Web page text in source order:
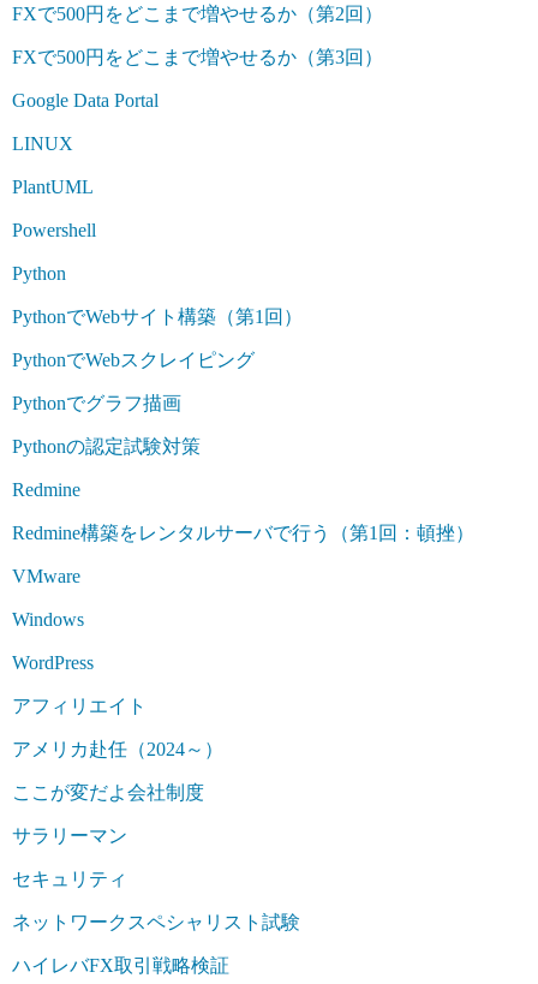
FXで500円をどこまで増やせるか（第2回）
FXで500円をどこまで増やせるか（第3回）
Google Data Portal
LINUX
PlantUML
Powershell
Python
PythonでWebサイト構築（第1回）
PythonでWebスクレイピング
Pythonでグラフ描画
Pythonの認定試験対策
Redmine
Redmine構築をレンタルサーバで行う（第1回：頓挫）
VMware
Windows
WordPress
アフィリエイト
アメリカ赴任（2024～）
ここが変だよ会社制度
サラリーマン
セキュリティ
ネットワークスペシャリスト試験
ハイレバFX取引戦略検証